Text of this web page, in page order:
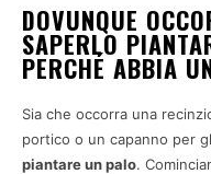
DOVUNQUE
SAPERLO
PERCHÉ ABBIA
Sia che occorra una
portico o un capanno per
piantare un palo.